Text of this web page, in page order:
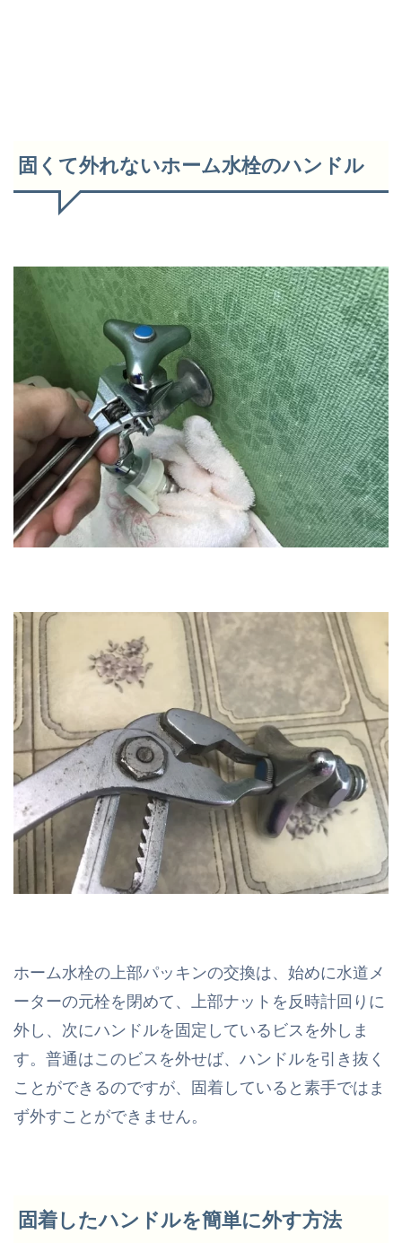
固くて外れないホーム水栓のハンドル
ホーム水栓の上部パッキンの交換は、始めに水道メ
ーターの元栓を閉めて、上部ナットを反時計回りに
外し、次にハンドルを固定しているビスを外しま
す。普通はこのビスを外せば、ハンドルを引き抜く
ことができるのですが、固着していると素手ではま
ず外すことができません。
固着したハンドルを簡単に外す方法